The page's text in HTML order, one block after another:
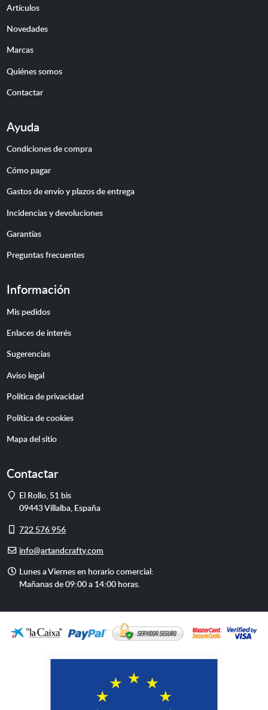
Artículos
Novedades
Marcas
Quiénes somos
Contactar
Ayuda
Condiciones de compra
Cómo pagar
Gastos de envío y plazos de entrega
Incidencias y devoluciones
Garantías
Preguntas frecuentes
Información
Mis pedidos
Enlaces de interés
Sugerencias
Aviso legal
Política de privacidad
Política de cookies
Mapa del sitio
Contactar
Dirección
El Rollo, 51 bis
09443Villalba, España
Móvil
722 576 956
E-info@artandcrafty.com
Horario
de
Lunes a Viernes en horario comercial:
Mañanas de 09:00 a 14:00 horas.